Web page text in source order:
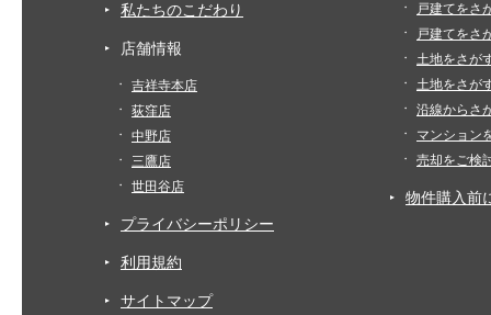
私たちのこだわり
店舗情報
吉祥寺本店
荻窪店
中野店
三鷹店
世田谷店
プライバシーポリシー
利用規約
サイトマップ
戸建てをさ
戸建てをさ
土地をさが
土地をさが
沿線からさ
マンション
売却をご検
物件購入前